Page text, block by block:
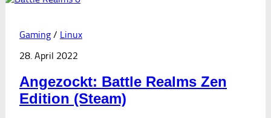
Gaming / Linux
28. April 2022
Angezockt: Battle Realms Zen
Edition (Steam)